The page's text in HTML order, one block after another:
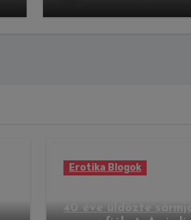
Erotika Blogok
40 éve üldözte